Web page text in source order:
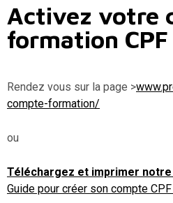
Activez votre
formation CPF
Rendez vous sur la page >
compte-formation/
ou
Téléchargez et imprimer notre
Guide pour créer son compte CPF